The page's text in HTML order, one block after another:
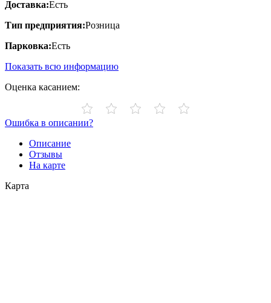
Доставка:Есть
Тип предприятия:Розница
Парковка:Есть
Показать всю информацию
Оценка касанием:
Ошибка в описании?
Описание
Отзывы
На карте
Карта